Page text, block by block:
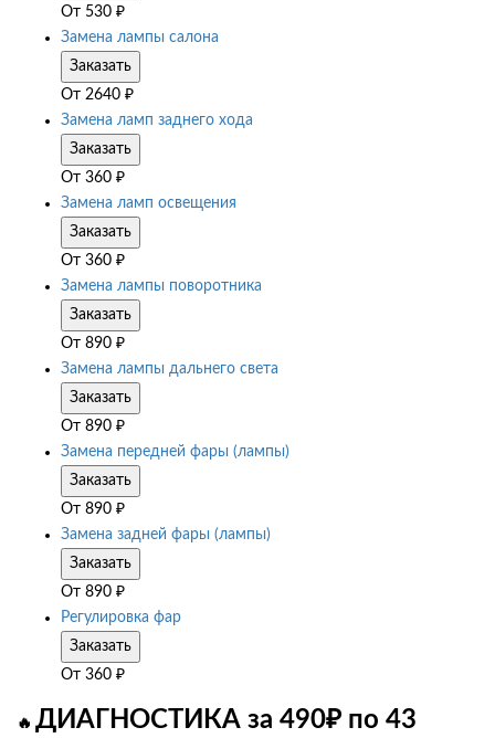
От 530 ₽
Замена лампы салона
Заказать
От 2640 ₽
Замена ламп заднего хода
Заказать
От 360 ₽
Замена ламп освещения
Заказать
От 360 ₽
Замена лампы поворотника
Заказать
От 890 ₽
Замена лампы дальнего света
Заказать
От 890 ₽
Замена передней фары (лампы)
Заказать
От 890 ₽
Замена задней фары (лампы)
Заказать
От 890 ₽
Регулировка фар
Заказать
От 360 ₽
🔥 ДИАГНОСТИКА за 490₽ по 43